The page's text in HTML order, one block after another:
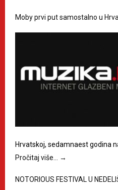
Moby prvi put samostalno u
Hrvatskoj, sedamnaest godina
Pročitaj više…
→
NOTORIOUS FESTIVAL U